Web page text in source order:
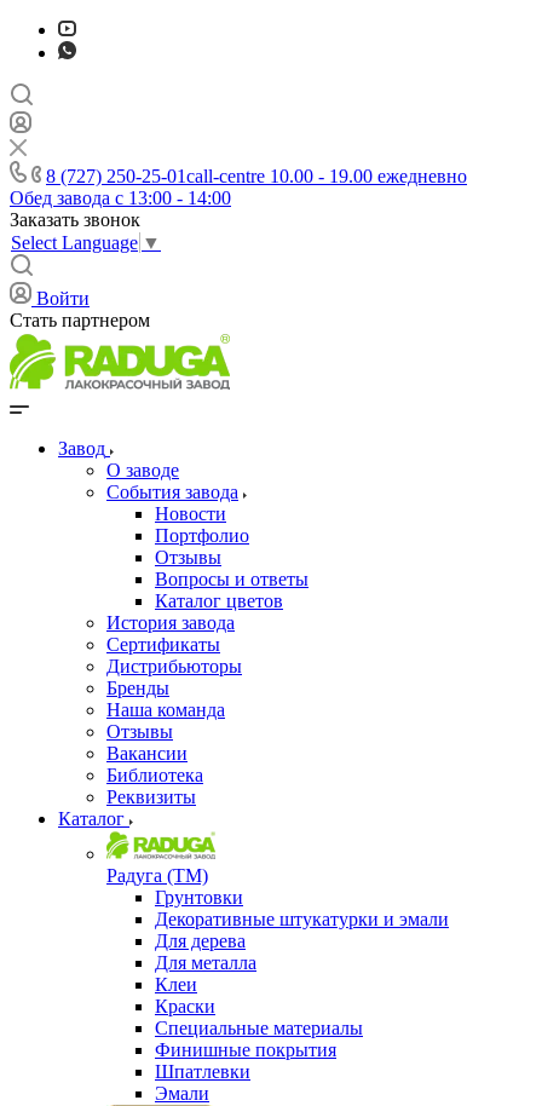
8 (727) 250-25-01call-centre 10.00 - 19.00 ежедневно
Обед завода с 13:00 - 14:00
Заказать звонок
Select Language ▼
Войти
Стать партнером
Завод
О заводе
События завода
Новости
Портфолио
Отзывы
Вопросы и ответы
Каталог цветов
История завода
Сертификаты
Дистрибьюторы
Бренды
Наша команда
Отзывы
Вакансии
Библиотека
Реквизиты
Каталог
Радуга (ТМ)
Грунтовки
Декоративные штукатурки и эмали
Для дерева
Для металла
Клеи
Краски
Специальные материалы
Финишные покрытия
Шпатлевки
Эмали